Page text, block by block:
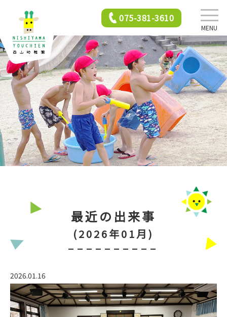
075-381-3610
MENU
西山幼稚園について
園での生活
年間行事
入園前クラス
園の概要
最近の出来事
(2026年01月)
2026.01.16